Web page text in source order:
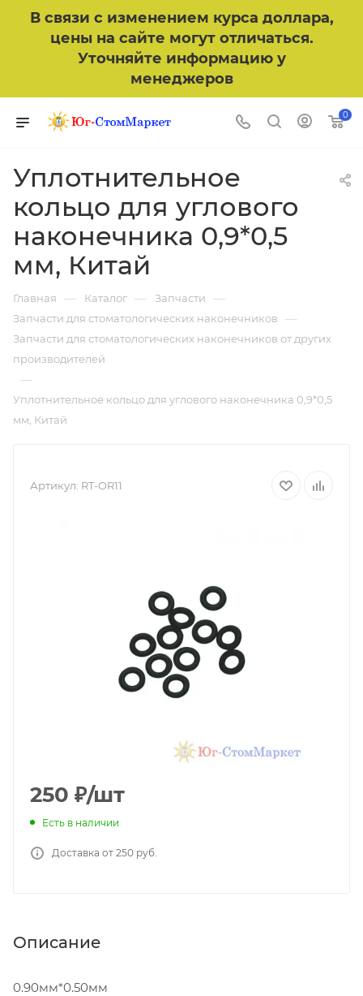
В связи с изменением курса доллара,
цены на сайте могут отличаться.
Уточняйте информацию у
менеджеров
0
Уплотнительное
кольцо для углового
наконечника 0,9*0,5
мм, Китай
Главная — Каталог — Запчасти —
Запчасти для стоматологических наконечников —
Запчасти для стоматологических наконечников от других
производителей
—
Уплотнительное кольцо для углового наконечника 0,9*0,5
мм, Китай
Артикул: RT-OR11
250 ₽/шт
Есть в наличии
Доставка от 250 руб.
Описание
0.90мм*0.50мм